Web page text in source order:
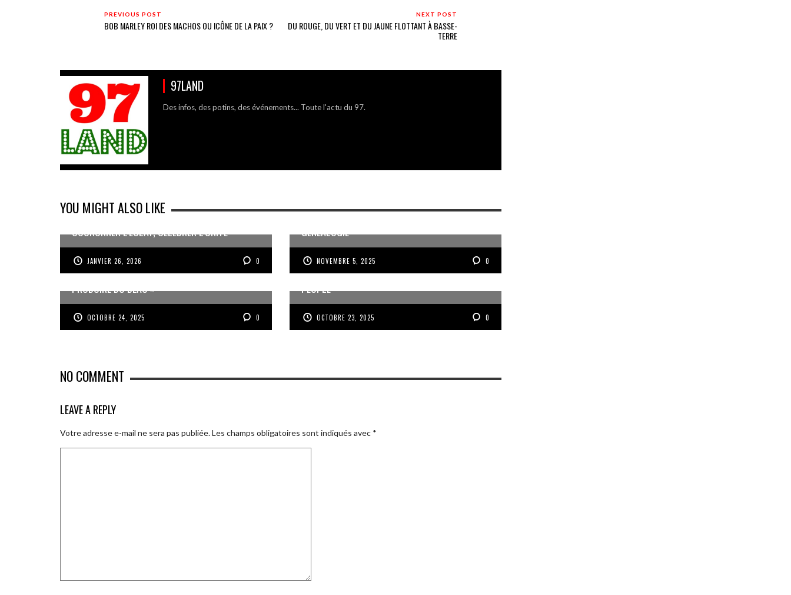
PREVIOUS POST
BOB MARLEY ROI DES MACHOS OU ICÔNE DE LA PAIX ?
NEXT POST
DU ROUGE, DU VERT ET DU JAUNE FLOTTANT À BASSE-
TERRE
97LAND
Des infos, des potins, des événements... Toute l'actu du 97.
YOU MIGHT ALSO LIKE
COURONNER L’ÉCLAT, CÉLÉBRER L’UNITÉ
JANVIER 26, 2026 0
GÉNÉALOGIE
NOVEMBRE 5, 2025 0
JEAN-PIERRE VOLET : « L’OBJECTIF EST DE
PRODUIRE DU BEAU »
OCTOBRE 24, 2025 0
VOIX DES ONDES, VOIX DES YOLES, VOIX D’UN
PEUPLE
OCTOBRE 23, 2025 0
NO COMMENT
LEAVE A REPLY
Votre adresse e-mail ne sera pas publiée.Les champs obligatoires sont indiqués avec *